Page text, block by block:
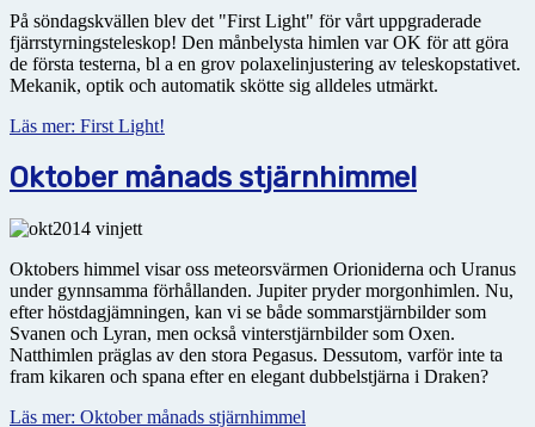
På söndagskvällen blev det "First Light" för vårt uppgraderade
fjärrstyrningsteleskop! Den månbelysta himlen var OK för att göra
de första testerna, bl a en grov polaxelinjustering av teleskopstativet.
Mekanik, optik och automatik skötte sig alldeles utmärkt.
Läs mer: First Light!
Oktober månads stjärnhimmel
Oktobers himmel visar oss meteorsvärmen Orioniderna och Uranus
under gynnsamma förhållanden. Jupiter pryder morgonhimlen. Nu,
efter höstdagjämningen, kan vi se både sommarstjärnbilder som
Svanen och Lyran, men också vinterstjärnbilder som Oxen.
Natthimlen präglas av den stora Pegasus. Dessutom, varför inte ta
fram kikaren och spana efter en elegant dubbelstjärna i Draken?
Läs mer: Oktober månads stjärnhimmel